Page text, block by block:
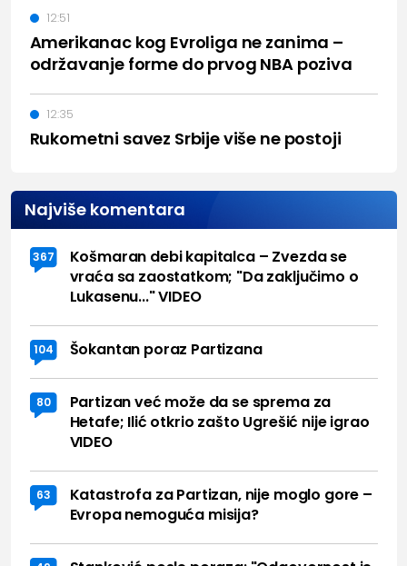
Amerikanac kog Evroliga ne zanima –
održavanje forme do prvog NBA poziva
12:51
Rukometni savez Srbije više ne postoji
12:35
Najviše komentara
367
Košmaran debi kapitalca – Zvezda se
vraća sa zaostatkom; "Da zaključimo o
Lukasenu..." VIDEO
104 Šokantan poraz Partizana
80
Partizan već može da se sprema za
Hetafe; Ilić otkrio zašto Ugrešić nije igrao
VIDEO
63
Katastrofa za Partizan, nije moglo gore –
Evropa nemoguća misija?